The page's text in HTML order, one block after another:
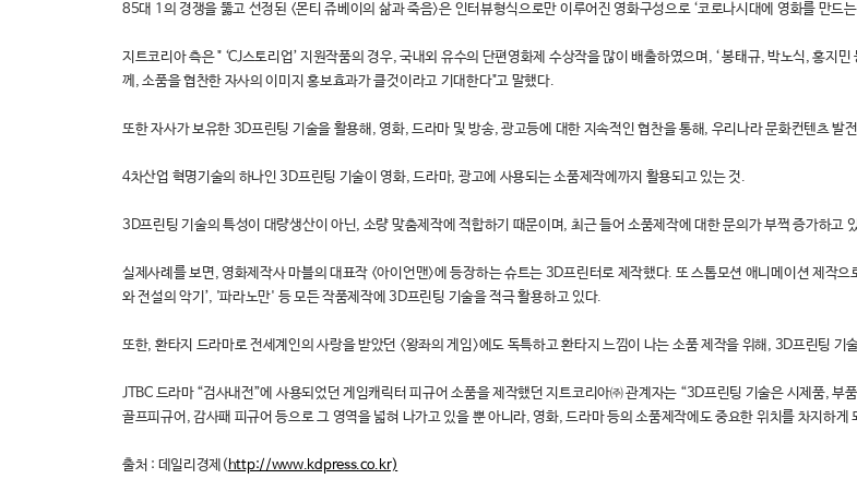
85대 1의 경쟁을 뚫고 선정된 <몬티 쥬베이의 삶과 죽음>은 인터뷰형식으로만 이루어진 영화구성으로 ‘코로나시대에 영화를 만드
지트코리아 측은 " ‘CJ스토리업’ 지원작품의 경우, 국내외 유수의 단편영화제 수상작을 많이 배출하였으며, ‘ 봉태규, 박노식, 홍지
께, 소품을 협찬한 자사의 이미지 홍보효과가 클것이라고 기대한다"고 말했다.
또한 자사가 보유한 3D프린팅 기술을 활용해, 영화, 드라마 및 방송, 광고등에 대한 지속적인 협찬을 통해, 우리나라 문화컨텐츠 발
4차산업 혁명기술의 하나인 3D프린팅 기술이 영화, 드라마, 광고에 사용되는 소품제작에까지 활용되고 있는 것.
3D프린팅 기술의 특성이 대량생산이 아닌, 소량 맞춤제작에 적합하기 때문이며, 최근 들어 소품제작에 대한 문의가 부쩍 증가하고
실제사례를 보면, 영화제작사 마블의 대표작 <아이언맨>에 등장하는 슈트는 3D프린터로 제작했다. 또 스톱모션 애니메이션 제작
와 전설의 악기’, '파라노만' 등 모든 작품제작에 3D프린팅 기술을 적극 활용하고 있다.
또한, 환타지 드라마로 전세계인의 사랑을 받았던 <왕좌의 게임>에도 독특하고 환타지 느낌이 나는 소품 제작을 위해, 3D프린팅 기
JTBC 드라마 “검사내전”에 사용되었던 게임캐릭터 피규어 소품을 제작했던 지트코리아㈜ 관계자는 “3D프린팅 기술은 시제품,
골프피규어, 감사패 피규어 등으로 그 영역을 넓혀 나가고 있을 뿐 아니라, 영화, 드라마 등의 소품제작에도 중요한 위치를 차지하게
출처 : 데일리경제(http://www.kdpress.co.kr)